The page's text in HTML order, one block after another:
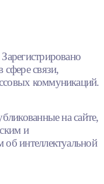
связи,
коммуникаций.
на сайте,
и
интеллектуальной